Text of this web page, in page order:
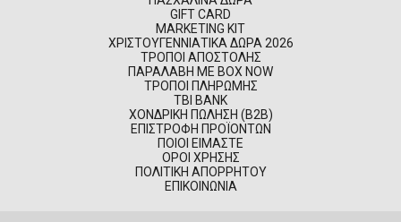
GIFT CARD
MARKETING KIT
ΧΡΙΣΤΟΥΓΕΝΝΙΆΤΙΚΑ ΔΏΡΑ 2026
ΤΡΌΠΟΙ ΑΠΟΣΤΟΛΉΣ
ΠΑΡΑΛΑΒΉ ΜΕ BOX NOW
ΤΡΌΠΟΙ ΠΛΗΡΩΜΉΣ
TBI BANK
ΧΟΝΔΡΙΚΉ ΠΏΛΗΣΗ (B2B)
ΕΠΙΣΤΡΟΦΉ ΠΡΟΪΌΝΤΩΝ
ΠΟΙΟΊ ΕΊΜΑΣΤΕ
ΌΡΟΙ ΧΡΉΣΗΣ
ΠΟΛΙΤΙΚΉ ΑΠΟΡΡΉΤΟΥ
ΕΠΙΚΟΙΝΩΝΊΑ